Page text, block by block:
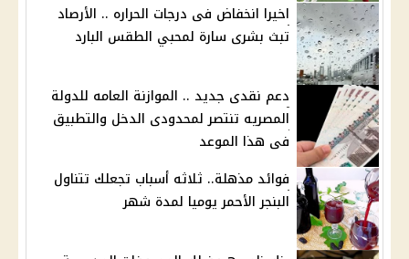
اخيرا انخفاض فى درجات الحراره .. الأرصاد
تبث بشرى سارة لمحبي الطقس البارد
دعم نقدى جديد .. الموازنة العامه للدولة
المصريه تنتصر لمحدودى الدخل والتطبيق
فى هذا الموعد
فوائد مذهلة.. ثلاثه أسباب تجعلك تتناول
البنجر الأحمر يوميا لمدة شهر